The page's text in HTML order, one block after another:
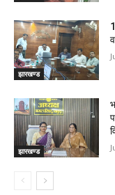
झारखण्ड
झारखण्ड